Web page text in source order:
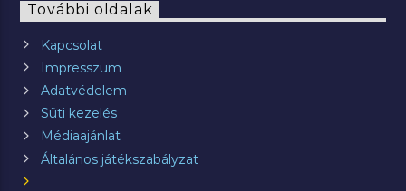
További oldalak
Kapcsolat
Impresszum
Adatvédelem
Süti kezelés
Médiaajánlat
Általános játékszabályzat